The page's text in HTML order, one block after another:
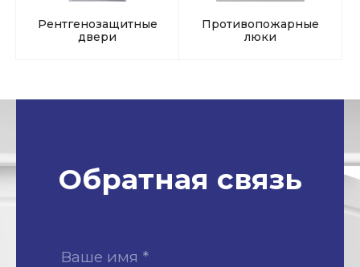
Рентгенозащитные
двери
Противопожарные
люки
Обратная связь